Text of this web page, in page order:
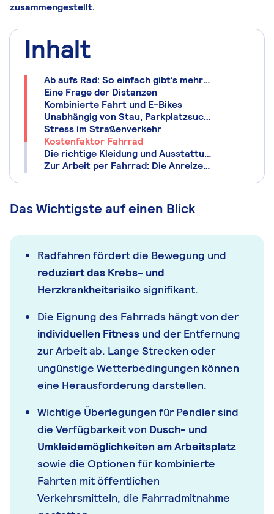
zusammengestellt.
Inhalt
Ab aufs Rad: So einfach gibt’s mehr Bewegung
Eine Frage der Distanzen
Kombinierte Fahrt und E-Bikes
Unabhängig von Stau, Parkplatzsuche und Bahnausfällen
Stress im Straßenverkehr
Kostenfaktor Fahrrad
Die richtige Kleidung und Ausstattung fürs Fahrrad
Zur Arbeit per Fahrrad: Die Anreize wachsen
Das Wichtigste auf einen Blick
Radfahren fördert die Bewegung und
reduziert das Krebs- und
Herzkrankheitsrisikosignifikant.
Die Eignung des Fahrrads hängt von der
individuellen Fitnessund der Entfernung
zur Arbeit ab. Lange Strecken oder
ungünstige Wetterbedingungen können
eine Herausforderung darstellen.
Wichtige Überlegungen für Pendler sind
die Verfügbarkeit von Dusch- und
Umkleidemöglichkeiten am Arbeitsplatz
sowie die Optionen für kombinierte
Fahrten mit öffentlichen
Verkehrsmitteln, die Fahrradmitnahme